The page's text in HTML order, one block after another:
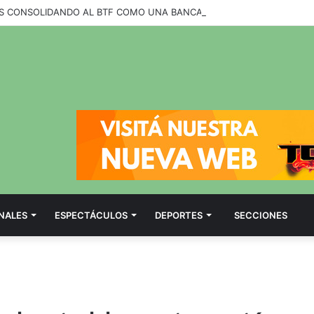
ESPECTÁCULOS DEPORTES SECCIONES